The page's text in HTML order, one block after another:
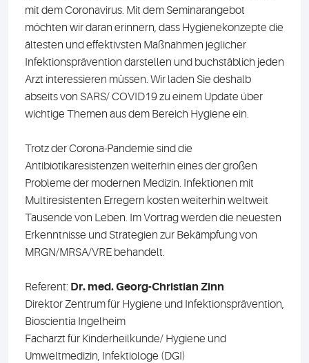
mit dem Coronavirus. Mit dem Seminarangebot
möchten wir daran erinnern, dass Hygienekonzepte die
ältesten und effektivsten Maßnahmen jeglicher
Infektionsprävention darstellen und buchstäblich jeden
Arzt interessieren müssen. Wir laden Sie deshalb
abseits von SARS/ COVID19 zu einem Update über
wichtige Themen aus dem Bereich Hygiene ein.
Trotz der Corona-Pandemie sind die
Antibiotikaresistenzen weiterhin eines der großen
Probleme der modernen Medizin. Infektionen mit
Multiresistenten Erregern kosten weiterhin weltweit
Tausende von Leben. Im Vortrag werden die neuesten
Erkenntnisse und Strategien zur Bekämpfung von
MRGN/MRSA/VRE behandelt.
Referent: Dr. med. Georg-Christian Zinn
Direktor Zentrum für Hygiene und Infektionsprävention,
Bioscientia Ingelheim
Facharzt für Kinderheilkunde/ Hygiene und
Umweltmedizin, Infektiologe (DGI)